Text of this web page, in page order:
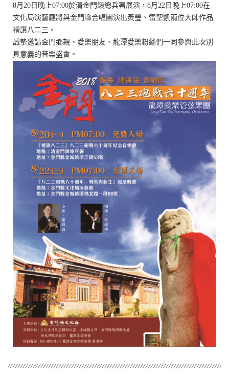
8月20日晚上07:00於清金門鎮總兵署展演，8月22日晚上07:00在
文化局演藝廳將與金門縣合唱團演出黃瑩、雷聖凱兩位大師作品
禮讚八二三。
誠摯邀請金門鄉親、愛樂朋友、龍潭愛樂粉絲們一同參與此次別
具意義的音樂盛會。